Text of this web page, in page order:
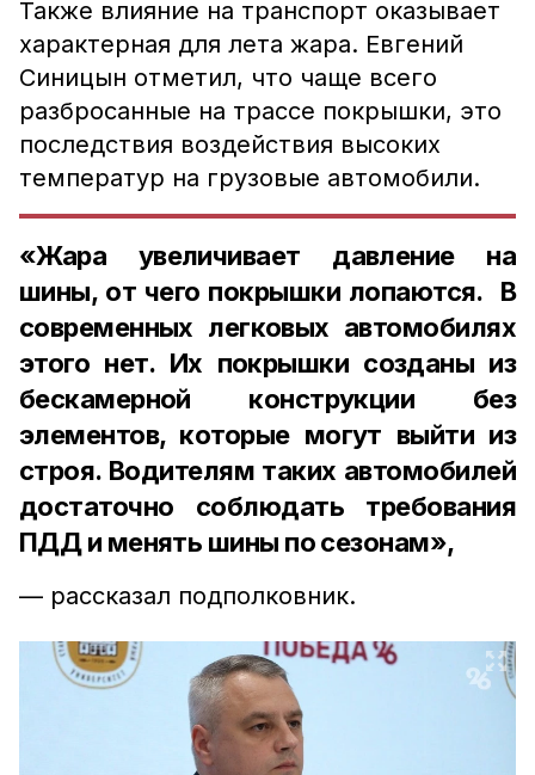
Также влияние на транспорт оказывает
характерная для лета жара. Евгений
Синицын отметил, что чаще всего
разбросанные на трассе покрышки, это
последствия воздействия высоких
температур на грузовые автомобили.
«Жара увеличивает давление на
шины, от чего покрышки лопаются. В
современных легковых автомобилях
этого нет. Их покрышки созданы из
бескамерной конструкции без
элементов, которые могут выйти из
строя. Водителям таких автомобилей
достаточно соблюдать требования
ПДД и менять шины по сезонам»,
— рассказал подполковник.